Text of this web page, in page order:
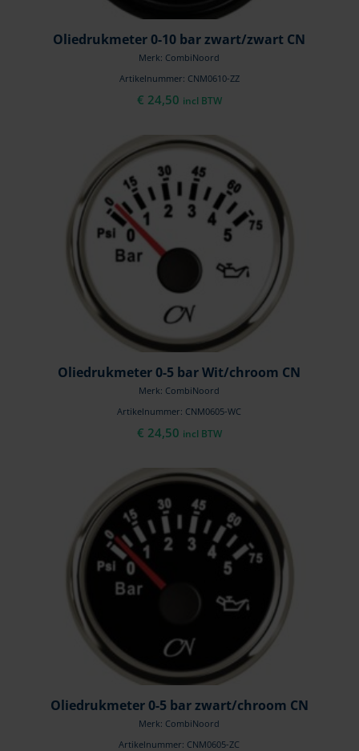
Oliedrukmeter 0-10 bar zwart/zwart CN
Merk: CombiNoord
Artikelnummer: CNM0610-ZZ
€ 24,50 incl BTW
Oliedrukmeter 0-5 bar Wit/chroom CN
Merk: CombiNoord
Artikelnummer: CNM0605-WC
€ 24,50 incl BTW
Oliedrukmeter 0-5 bar zwart/chroom CN
Merk: CombiNoord
Artikelnummer: CNM0605-ZC